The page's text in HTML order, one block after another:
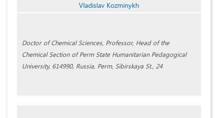
Vladislav Kozminykh
Doctor of Chemical Sciences, Professor, Head of the
Chemical Section of Perm State Humanitarian Pedagogical
University, 614990, Russia, Perm, Sibirskaya St., 24